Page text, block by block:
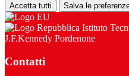
Accetta tutti Salva le
Istituto
J.F.Kennedy Pordenone
Contatti